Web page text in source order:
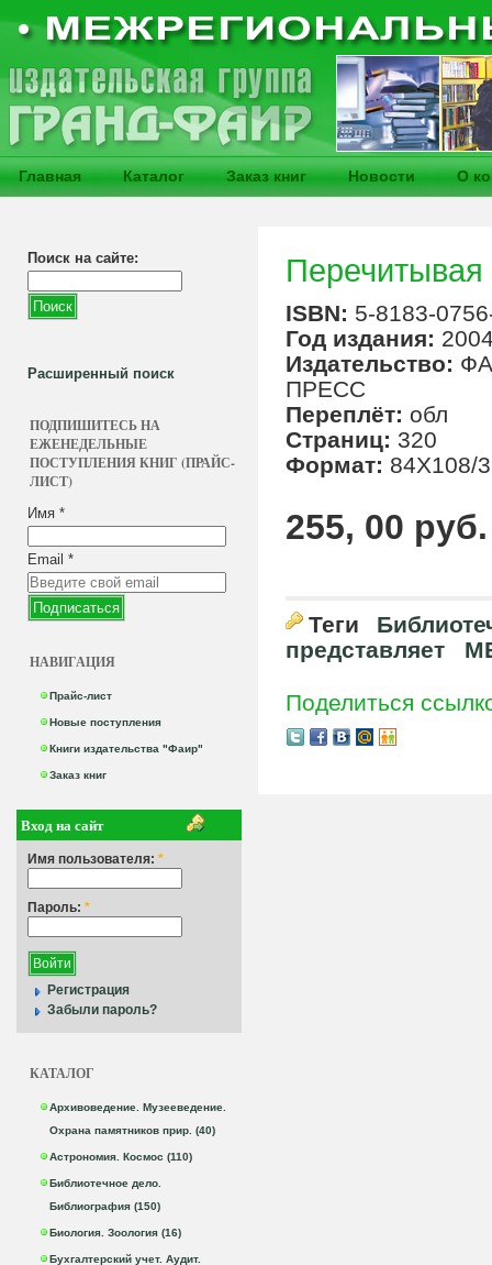
Главная Каталог Заказ книг Новости О
Поиск на сайте:
Расширенный поиск
ПОДПИШИТЕСЬ НА
ЕЖЕНЕДЕЛЬНЫЕ
ПОСТУПЛЕНИЯ КНИГ (ПРАЙС-
ЛИСТ)
Имя *
Email *
НАВИГАЦИЯ
Прайс-лист
Новые поступления
Книги издательства "Фаир"
Заказ книг
Вход на сайт
Имя пользователя: *
Пароль: *
Регистрация
Забыли пароль?
КАТАЛОГ
Архивоведение. Музееведение.
Охрана памятников прир. (40)
Астрономия. Космос (110)
Библиотечное дело.
Библиография (150)
Биология. Зоология (16)
Бухгалтерский учет. Аудит.
Перечитывая
ISBN: 5-8183-
Год издания:
Издательство:
ПРЕСС
Переплёт: обл
Страниц: 320
Формат: 84X108/
255, 00 руб.
Теги
представляет
Поделиться